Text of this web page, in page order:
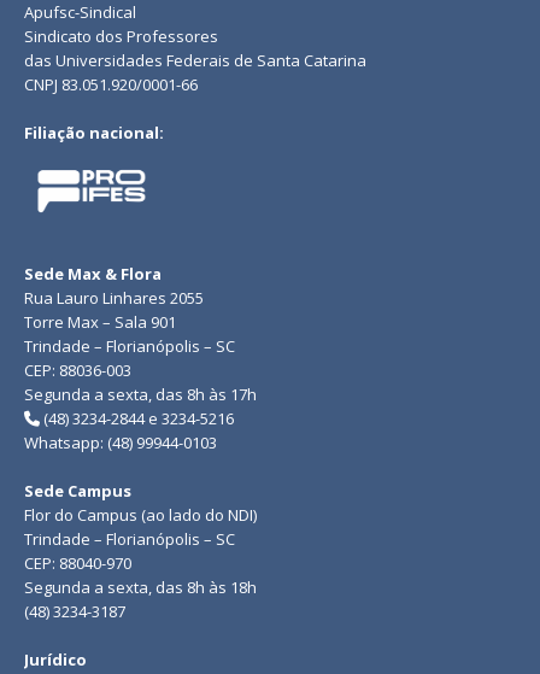
Apufsc-Sindical
Sindicato dos Professores
das Universidades Federais de Santa Catarina
CNPJ 83.051.920/0001-66
Filiação nacional:
Sede Max & Flora
Rua Lauro Linhares 2055
Torre Max – Sala 901
Trindade – Florianópolis – SC
CEP: 88036-003
Segunda a sexta, das 8h às 17h
(48) 3234-2844 e 3234-5216
Whatsapp: (48) 99944-0103
Sede Campus
Flor do Campus (ao lado do NDI)
Trindade – Florianópolis – SC
CEP: 88040-970
Segunda a sexta, das 8h às 18h
(48) 3234-3187
Jurídico